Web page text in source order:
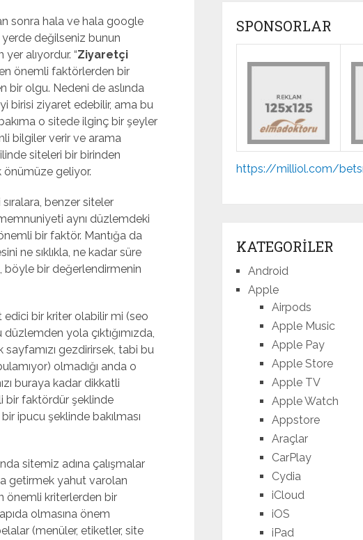
sonra hala ve hala google
değilseniz bunun
alıyordur. “Ziyaretçi
önemli faktörlerden bir
bir olgu. Nedeni de aslında
birisi ziyaret edebilir, ama bu
o sitede ilginç bir şeyler
bilgiler verir ve arama
siteleri bir birinden
önümüze geliyor.
benzer siteler
aynı düzlemdeki
bir faktör. Mantığa da
ne sıklıkla, ne kadar süre
böyle bir değerlendirmenin
edici bir kriter olabilir mi (seo
yola çıktığımızda,
gezdirirsek, tabi bu
olmadığı anda o
buraya kadar dikkatli
bir faktördür şeklinde
bir ipucu şeklinde bakılması
sitemiz adına çalışmalar
getirmek yahut varolan
önemli kriterlerden bir
olmasına önem
(menüler, etiketler, site
SPONSORLAR
Mp3
https://milliol.com/
KATEGORILER
Android
Apple
Airpods
Apple Music
Apple Pay
Apple Store
Apple TV
Apple Watch
Appstore
Araçlar
CarPlay
Cydia
iCloud
iOS
iPad